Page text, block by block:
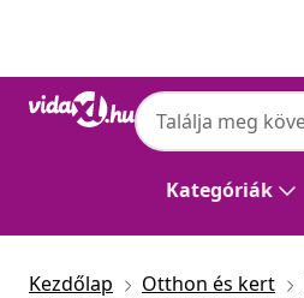
Kategóriák
Kezdőlap Otthon és kert